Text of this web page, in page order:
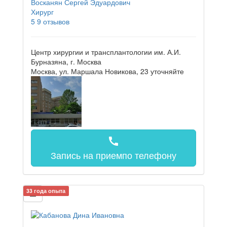
Хирург
5 9 отзывов
Центр хирургии и трансплантологии им. А.И.
Бурназяна, г. Москва
Москва, ул. Маршала Новикова, 23 уточняйте
call
Запись на приемпо телефону
33 года опыта